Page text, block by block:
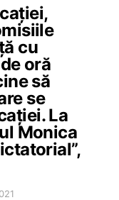
cu
oră
să
se
La
Monica